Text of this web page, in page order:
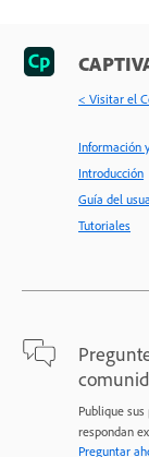
< Visitar el
Información
Introducción
Guía del
Tutoriales
Publique
respondan
Preguntar